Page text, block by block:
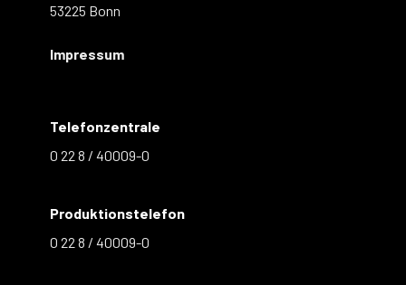
53225 Bonn
Impressum
Telefonzentrale
0 22 8 / 40009-0
Produktionstelefon
0 22 8 / 40009-0